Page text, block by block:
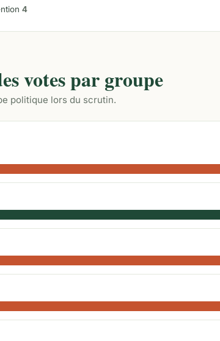
4
votes par groupe
politique lors du scrutin.